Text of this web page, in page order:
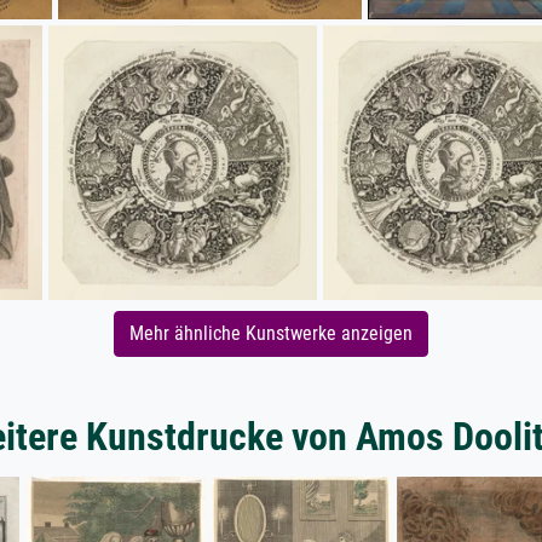
Mehr ähnliche Kunstwerke anzeigen
Kunstdrucke von Amos